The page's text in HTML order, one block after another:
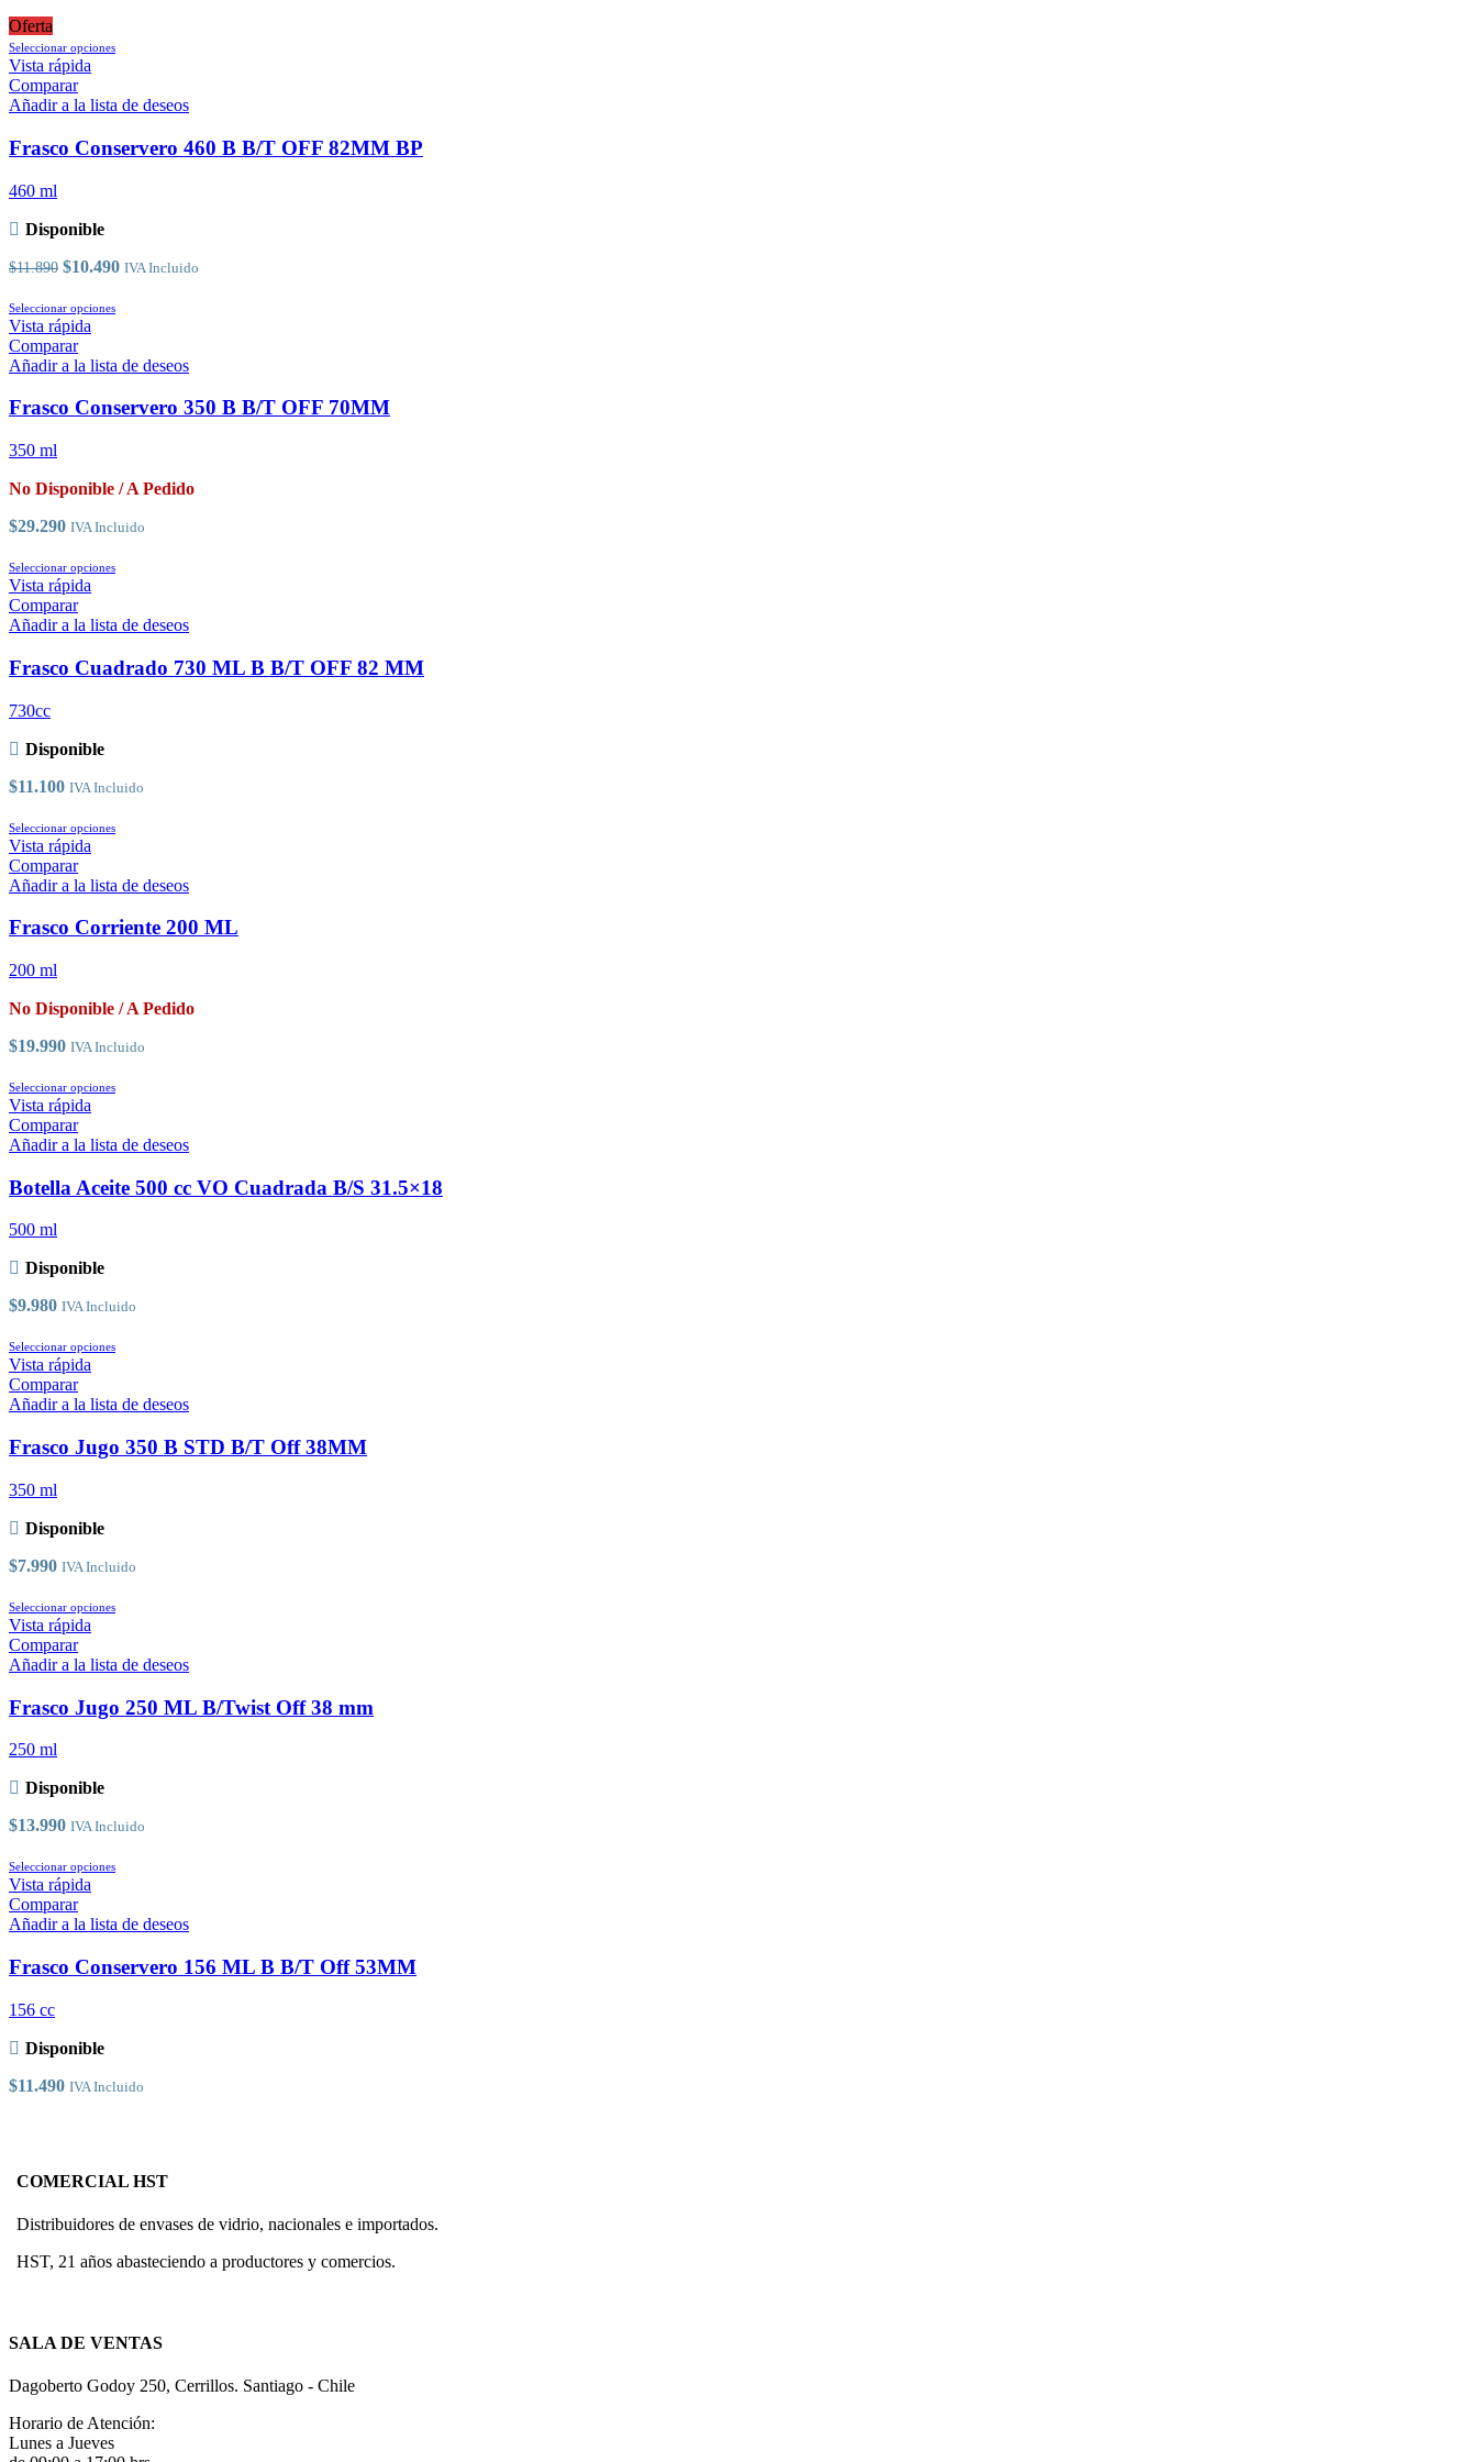
Oferta
Seleccionar opcionesEste
múltiples
Las
opciones
la
Vista rápida
Comparar
Añadir a la lista de deseos
Frasco Conservero 460 B B/T OFF 82MM BP
460 ml
Disponible
$11.890 El
original
era:
$11.890.
$10.490El
IVA Incluido
Seleccionar opcionesEste
múltiples
Las
elegir
la
de
Vista rápida
Comparar
Añadir a la lista de deseos
Frasco Conservero 350 B B/T OFF 70MM
350 ml
No Disponible / A Pedido
$29.290 IVA Incluido
Seleccionar opcionesEste
múltiples
Las
opciones
la
Vista rápida
Comparar
Añadir a la lista de deseos
Frasco Cuadrado 730 ML B B/T OFF 82 MM
730cc
Disponible
$11.100 IVA Incluido
Seleccionar opcionesEste
múltiples
Las
elegir
la
de
Vista rápida
Comparar
Añadir a la lista de deseos
Frasco Corriente 200 ML
200 ml
No Disponible / A Pedido
$19.990 IVA Incluido
Seleccionar opcionesEste
múltiples
Las
opciones
la
de
Vista rápida
Comparar
Añadir a la lista de deseos
Botella Aceite 500 cc VO Cuadrada B/S 31.5×18
500 ml
Disponible
$9.980 IVA Incluido
Seleccionar opcionesEste
múltiples
Las
la
de
Vista rápida
Comparar
Añadir a la lista de deseos
Frasco Jugo 350 B STD B/T Off 38MM
350 ml
Disponible
$7.990 IVA Incluido
Seleccionar opcionesEste
múltiples
Las
opciones
la
de
Vista rápida
Comparar
Añadir a la lista de deseos
Frasco Jugo 250 ML B/Twist Off 38 mm
250 ml
Disponible
$13.990 IVA Incluido
Seleccionar opcionesEste
múltiples
Las
opciones
la
Vista rápida
Comparar
Añadir a la lista de deseos
Frasco Conservero 156 ML B B/T Off 53MM
156 cc
Disponible
$11.490 IVA Incluido
COMERCIAL HST
Distribuidores de envases de vidrio, nacionales e importados.
HST, 21 años abasteciendo a productores y comercios.
SALA DE VENTAS
Dagoberto Godoy 250, Cerrillos. Santiago - Chile
Horario de Atención:
Lunes a Jueves